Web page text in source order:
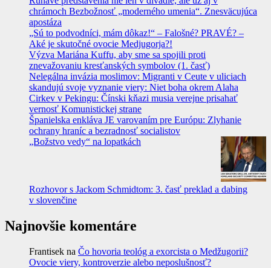
chrámoch Bezbožnosť „moderného umenia“. Znesväcujúca
apostáza
„Sú to podvodníci, mám dôkaz!“ – Falošné? PRAVÉ? –
Aké je skutočné ovocie Medjugorja?!
Výzva Mariána Kuffu, aby sme sa spojili proti
znevažovaniu kresťanských symbolov (1. časť)
Nelegálna invázia moslimov: Migranti v Ceute v uliciach
skandujú svoje vyznanie viery: Niet boha okrem Alaha
Cirkev v Pekingu: Čínski kňazi musia verejne prisahať
vernosť Komunistickej strane
Španielska enkláva JE varovaním pre Európu: Zlyhanie
ochrany hraníc a bezradnosť socialistov
„Božstvo vedy“ na lopatkách
Rozhovor s Jackom Schmidtom: 3. časť preklad a dabing
v slovenčine
Najnovšie komentáre
Frantisek na Čo hovoria teológ a exorcista o Medžugorii?
Ovocie viery, kontroverzie alebo neposlušnosť?